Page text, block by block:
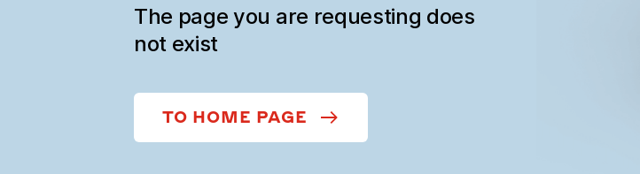
The page you are requesting does
not exist
TO HOME PAGE